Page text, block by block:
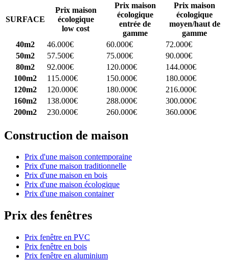
SURFACE
Prix maison
écologique
low cost
Prix maison
écologique
entrée de
gamme
Prix maison
écologique
moyen/haut de
gamme
40m2
46.000€ 60.000€
72.000€
50m2
57.500€ 75.000€
90.000€
80m2
92.000€ 120.000€
144.000€
100m2
115.000€ 150.000€
180.000€
120m2
120.000€ 180.000€
216.000€
160m2
138.000€ 288.000€
300.000€
200m2
230.000€ 260.000€ 360.000€
Construction de maison
Prix d'une maison contemporaine
Prix d'une maison traditionnelle
Prix d'une maison en bois
Prix d'une maison écologique
Prix d'une maison container
Prix des fenêtres
Prix fenêtre en PVC
Prix fenêtre en bois
Prix fenêtre en aluminium